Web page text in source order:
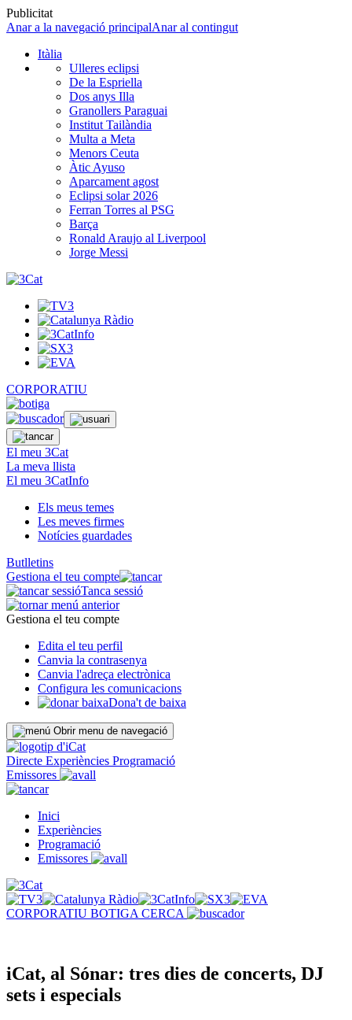
Publicitat
Anar a la navegació principalAnar al contingut
Itàlia
Ulleres eclipsi
De la Espriella
Dos anys Illa
Granollers Paraguai
Institut Tailàndia
Multa a Meta
Menors Ceuta
Àtic Ayuso
Aparcament agost
Eclipsi solar 2026
Ferran Torres al PSG
Barça
Ronald Araujo al Liverpool
Jorge Messi
CORPORATIU
El meu 3Cat
La meva llista
El meu 3CatInfo
Els meus temes
Les meves firmes
Notícies guardades
Butlletins
Gestiona el teu compte
Tanca sessió
Gestiona el teu compte
Edita el teu perfil
Canvia la contrasenya
Canvia l'adreça electrònica
Configura les comunicacions
Dona't de baixa
Obrir menu de navegació
Directe Experiències Programació
Emissores
Inici
Experiències
Programació
Emissores
CORPORATIU BOTIGA CERCA
iCat, al Sónar: tres dies de concerts, DJ
sets i especials